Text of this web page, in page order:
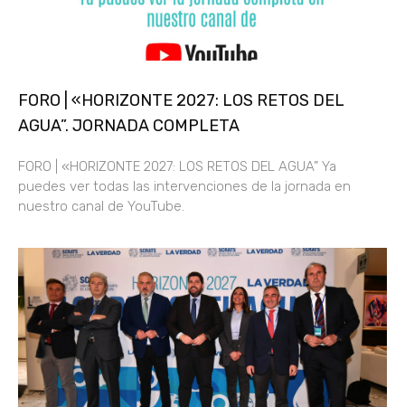
FORO | «HORIZONTE 2027: LOS RETOS DEL
AGUA”. JORNADA COMPLETA
FORO | «HORIZONTE 2027: LOS RETOS DEL AGUA” Ya
puedes ver todas las intervenciones de la jornada en
nuestro canal de YouTube.